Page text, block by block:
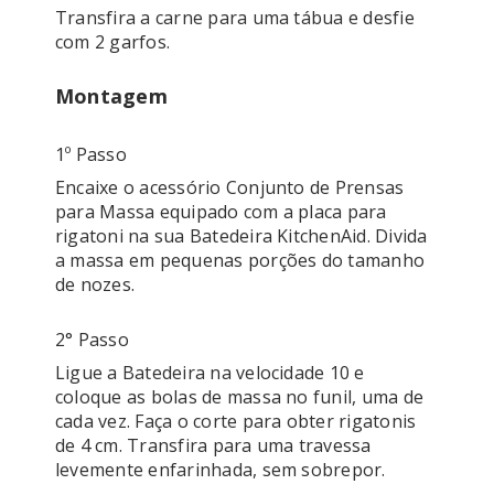
Transfira a carne para uma tábua e desfie
com 2 garfos.
Montagem
1º Passo
Encaixe o acessório Conjunto de Prensas
para Massa equipado com a placa para
rigatoni na sua Batedeira KitchenAid. Divida
a massa em pequenas porções do tamanho
de nozes.
2° Passo
Ligue a Batedeira na velocidade 10 e
coloque as bolas de massa no funil, uma de
cada vez. Faça o corte para obter rigatonis
de 4 cm. Transfira para uma travessa
levemente enfarinhada, sem sobrepor.